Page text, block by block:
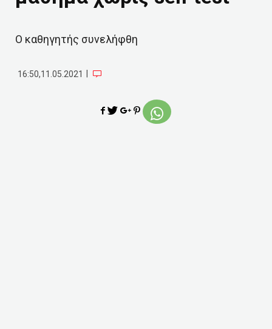
Ο καθηγητής συνελήφθη
16:50,11.05.2021